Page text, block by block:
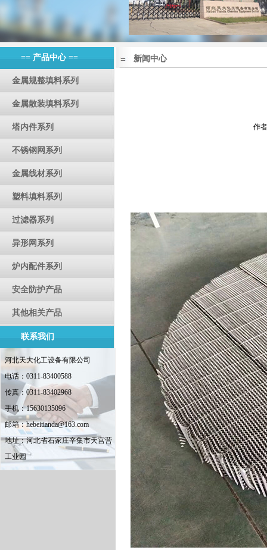
== 产品中心 ==
金属规整填料系列
金属散装填料系列
塔内件系列
不锈钢网系列
金属线材系列
塑料填料系列
过滤器系列
异形网系列
炉内配件系列
安全防护产品
其他相关产品
联系我们
河北天大化工设备有限公司
电话：0311-83400588
传真：0311-83402968
手机：15630135096
邮箱：hebeitianda@163.com
地址：河北省石家庄辛集市天宫营
工业园
新闻中心
作